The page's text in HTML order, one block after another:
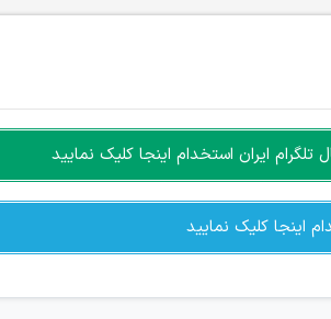
ایران استخدام اینجا کلیک نمایید
اینجا کلیک نمایید